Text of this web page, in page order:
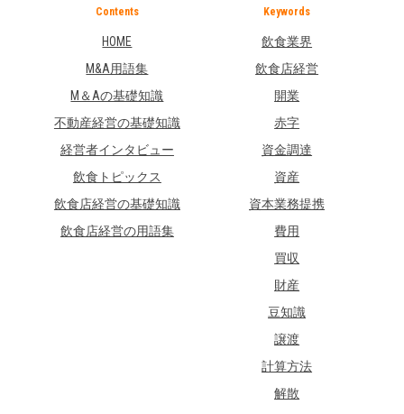
Contents
HOME
M&A用語集
M＆Aの基礎知識
不動産経営の基礎知識
経営者インタビュー
飲食トピックス
飲食店経営の基礎知識
飲食店経営の用語集
Keywords
飲食業界
飲食店経営
開業
赤字
資金調達
資産
資本業務提携
費用
買収
財産
豆知識
譲渡
計算方法
解散